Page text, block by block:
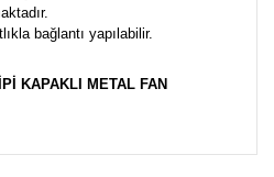
bağlantı yapılabilir.
KAPAKLI METAL FAN
ürün açıklamalarında ve